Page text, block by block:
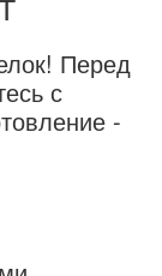
Перед
с
-